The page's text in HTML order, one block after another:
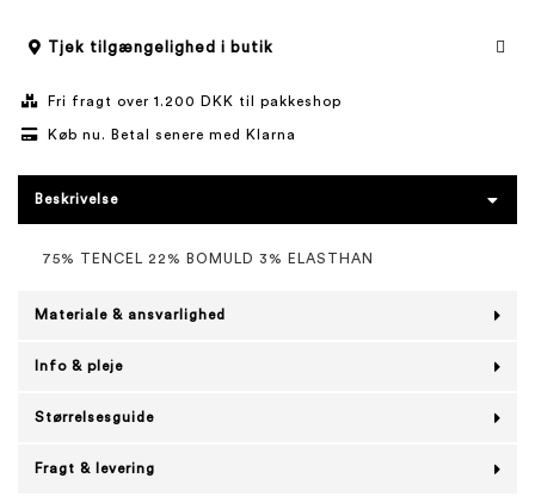
Tjek tilgængelighed i butik
Fri fragt over 1.200 DKK til pakkeshop
Køb nu. Betal senere med Klarna
Beskrivelse
75% TENCEL 22% BOMULD 3% ELASTHAN
Materiale & ansvarlighed
Info & pleje
Størrelsesguide
Fragt & levering